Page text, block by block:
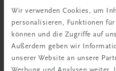
Wir verwenden Cookies, um
personalisieren, Funktionen
können und die Zugriffe auf
Außerdem geben wir
unserer Website an unsere
Neu in der DigiBox